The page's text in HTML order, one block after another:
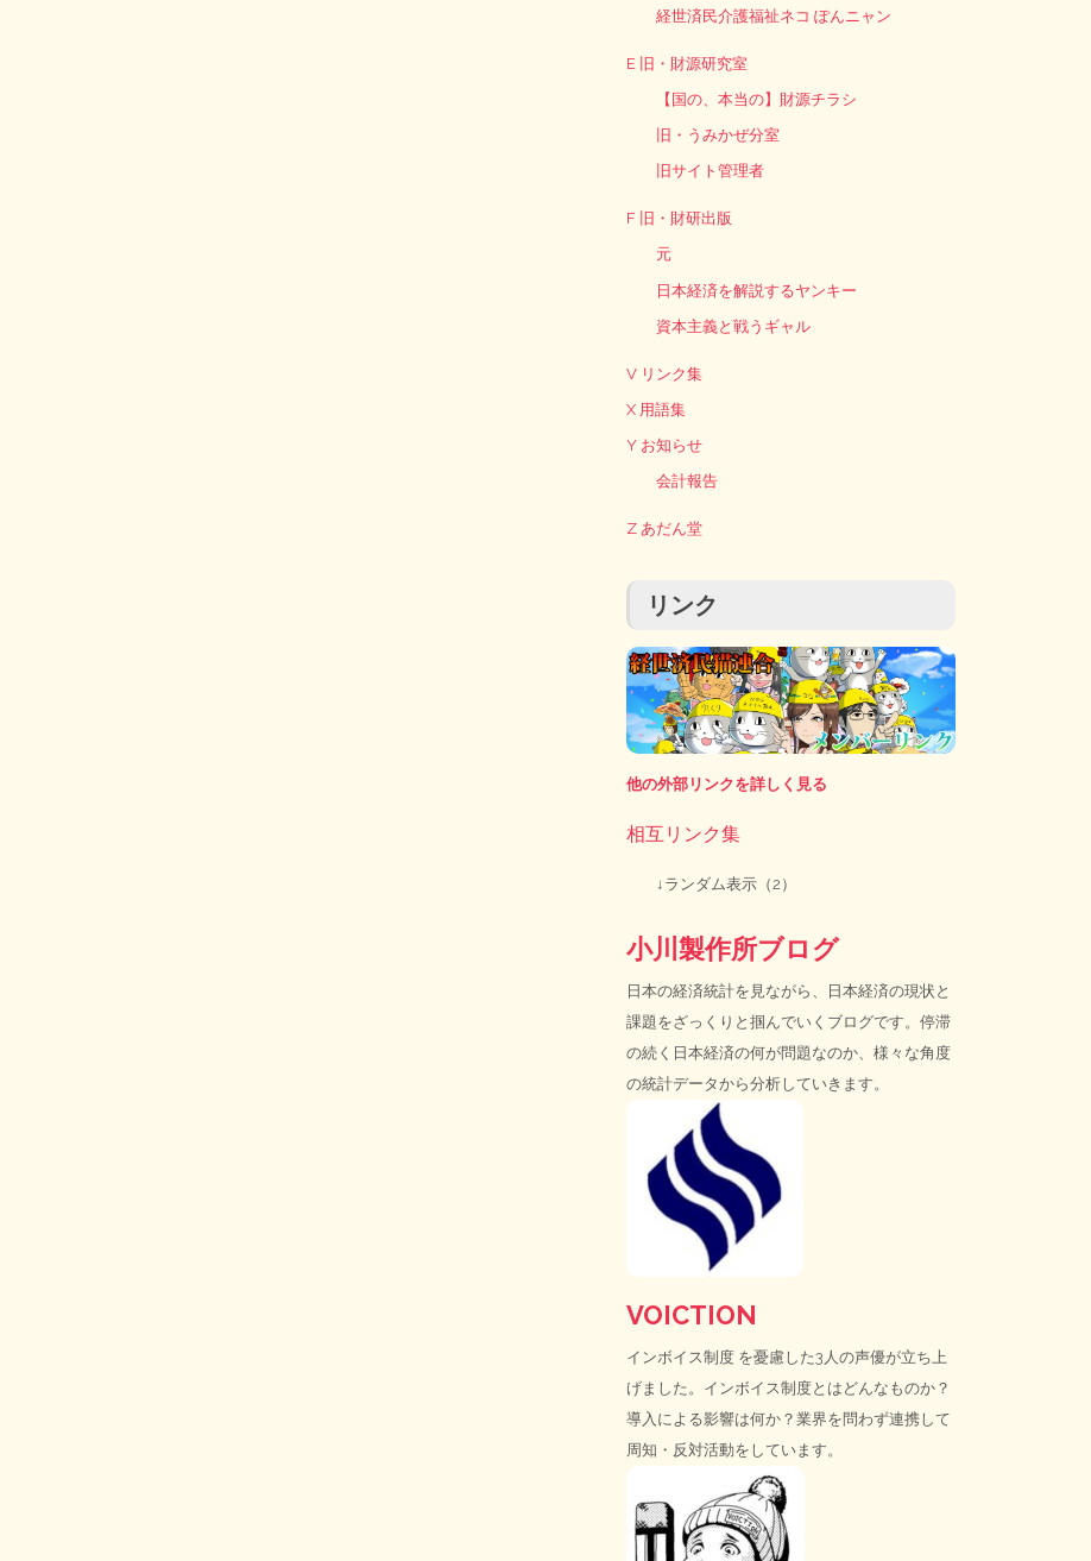
経世済民介護福祉ネコ ぽんニャン
E 旧・財源研究室
【国の、本当の】財源チラシ
旧・うみかぜ分室
旧サイト管理者
F 旧・財研出版
元
日本経済を解説するヤンキー
資本主義と戦うギャル
V リンク集
X 用語集
Y お知らせ
会計報告
Z あだん堂
リンク
他の外部リンクを詳しく見る
相互リンク集
↓ランダム表示（2）
小川製作所ブログ
日本の経済統計を見ながら、日本経済の現状と
課題をざっくりと掴んでいくブログです。停滞
の続く日本経済の何が問題なのか、様々な角度
の統計データから分析していきます。
VOICTION
インボイス制度を憂慮した3人の声優が立ち上
げました。インボイス制度とはどんなものか？
導入による影響は何か？業界を問わず連携して
周知・反対活動をしています。